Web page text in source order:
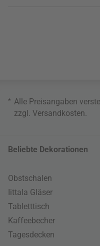
* Alle Preisangaben
zzgl. Versandkosten
Beliebte Dekorationen
Obstschalen
Iittala Gläser
Tabletttisch
Kaffeebecher
Tagesdecken